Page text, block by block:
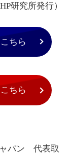
研究所発行）
ちら
ちら
パン 代表取